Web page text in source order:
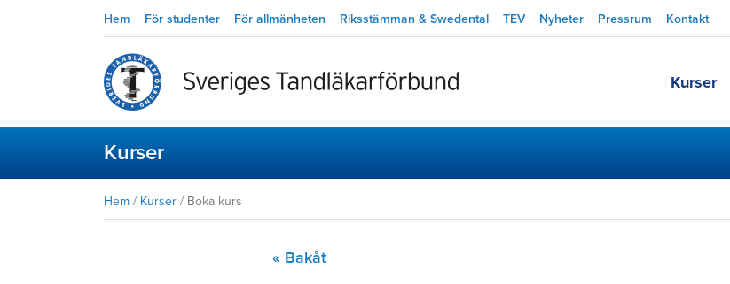
Hem För studenter För allmänheten Riksstämman & Swedental TEV Nyheter Pressrum Kontakt
Kurser
Kurser
Hem / Kurser / Boka kurs
« Bakåt